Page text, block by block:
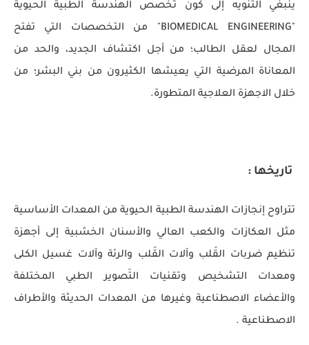
ينبغي التنويه إلى كون تخصص الهندسة الطبية الحيوية
"BIOMEDICAL ENGINEERING" من التخصصات التي تفتح
المجال لعقل الطالب؛ من أجل اكتشاف الجديد، والحد من
المعاناة المرضية التي يعيشها الكثيرون من بني البشر؛ من
خلال الاجهزة العلاجية المتطورة.
تاريخها :
تتراوح إنجازات الهندسة الطبية الحيوية من المعدات الأساسية
مثل العكازات والكعب العالي والأسنان الخشبية إلى أجهزة
تنظيم ضربات القَلب وآلات القَلب والرئة وآلات غسيل الكلى
ومعدات التشخيص وتقنيات التَصوير الطبي المختلفة
والأعضاء الاصطناعية وغيرها من المعدات الحديثة والأطراف
الاصطناعية .